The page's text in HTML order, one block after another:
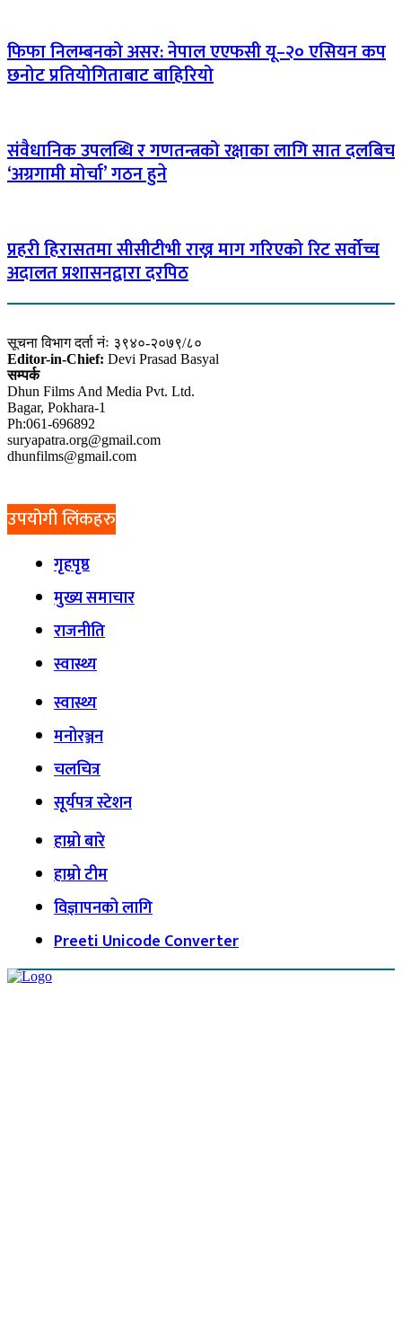
फिफा निलम्बनको असर: नेपाल एएफसी यू–२० एसियन कप
छनोट प्रतियोगिताबाट बाहिरियो
संवैधानिक उपलब्धि र गणतन्त्रको रक्षाका लागि सात दलबिच
‘अग्रगामी मोर्चा’ गठन हुने
प्रहरी हिरासतमा सीसीटीभी राख्न माग गरिएको रिट सर्वोच्च
अदालत प्रशासनद्वारा दरपिठ
सूचना विभाग दर्ता नंः ३९४०-२०७९/८०
Editor-in-Chief: Devi Prasad Basyal
सम्पर्क
Dhun Films And Media Pvt. Ltd.
Bagar, Pokhara-1
Ph:061-696892
suryapatra.org@gmail.com
dhunfilms@gmail.com
उपयोगी लिंकहरु
गृहपृष्ठ
मुख्य समाचार
राजनीति
स्वास्थ्य
स्वास्थ्य
मनोरञ्जन
चलचित्र
सूर्यपत्र स्टेशन
हाम्रो बारे
हाम्रो टीम
विज्ञापनको लागि
Preeti Unicode Converter